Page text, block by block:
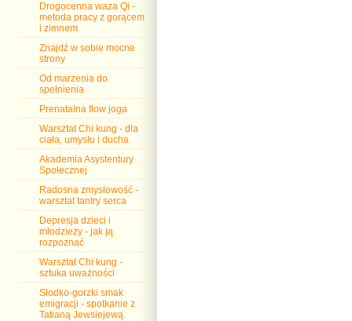
Drogocenna waza Qi -
metoda pracy z gorącem
i zimnem
Znajdź w sobie mocne
strony
Od marzenia do
spełnienia
Prenatalna flow joga
Warsztat Chi kung - dla
ciała, umysłu i ducha
Akademia Asystentury
Społecznej
Radosna zmysłowość -
warsztat tantry serca
Depresja dzieci i
młodzieży - jak ją
rozpoznać
Warsztat Chi kung -
sztuka uważności
Słodko-gorzki smak
emigracji - spotkanie z
Tatianą Jewsiejewą